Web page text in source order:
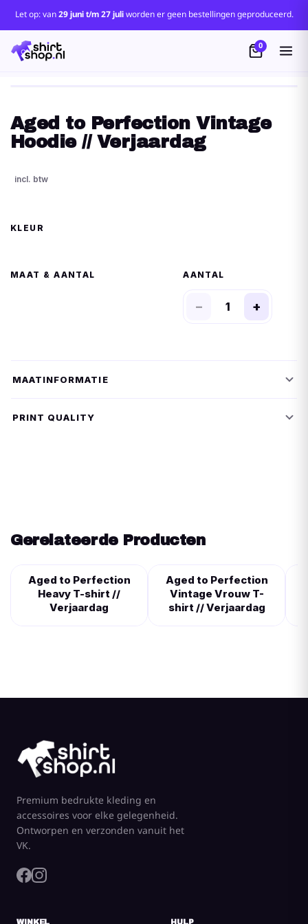
Let op: van29 juni t/m 27 juliworden er geen bestellingen geproduceerd.
0
Aged to Perfection Vintage
Hoodie // Verjaardag
MAAT
− +
MAATINFORMATIE
PRINT QUALITY
Gerelateerde Producten
Aged to Perfection
Heavy T-shirt //
Verjaardag
Aged to Perfection
Vintage Vrouw T-
shirt // Verjaardag
Premium bedrukte kleding en
accessoires voor elke gelegenheid.
Ontworpen en verzonden vanuit het
VK.
WINKEL HULP